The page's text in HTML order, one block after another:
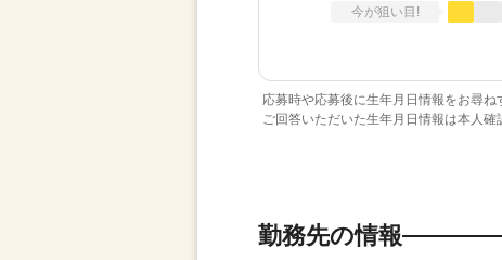
今が狙い目!
応募時や応募後に生年月日情報をお尋
ご回答いただいた生年月日情報は本人確
勤務先の情報